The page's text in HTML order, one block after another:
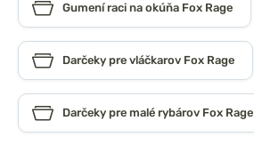
Gumení raci na okúňa Fox Rage
Darčeky pre vláčkarov Fox Rage
Darčeky pre malé rybárov Fox Rage